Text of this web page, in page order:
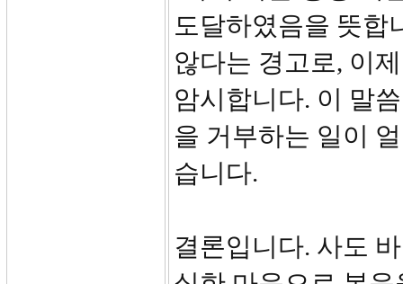
도달하였음을 뜻합
않다는 경고로, 이
암시합니다. 이 말
을 거부하는 일이
습니다.
결론입니다. 사도